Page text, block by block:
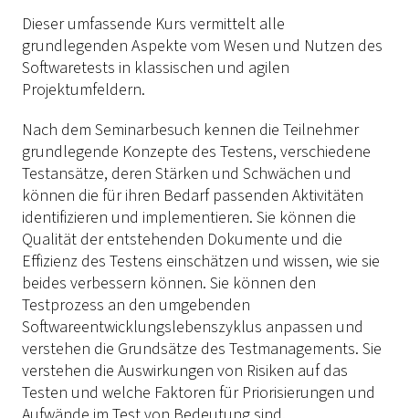
Dieser umfassende Kurs vermittelt alle
grundlegenden Aspekte vom Wesen und Nutzen des
Softwaretests in klassischen und agilen
Projektumfeldern.
Nach dem Seminarbesuch kennen die Teilnehmer
grundlegende Konzepte des Testens, verschiedene
Testansätze, deren Stärken und Schwächen und
können die für ihren Bedarf passenden Aktivitäten
identifizieren und implementieren. Sie können die
Qualität der entstehenden Dokumente und die
Effizienz des Testens einschätzen und wissen, wie sie
beides verbessern können. Sie können den
Testprozess an den umgebenden
Softwareentwicklungslebenszyklus anpassen und
verstehen die Grundsätze des Testmanagements. Sie
verstehen die Auswirkungen von Risiken auf das
Testen und welche Faktoren für Priorisierungen und